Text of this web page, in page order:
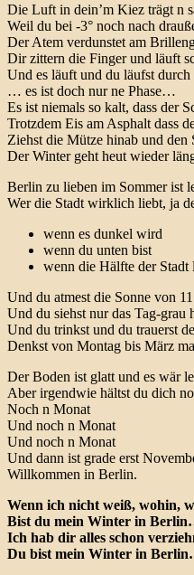
Die Luft in dein’m Kiez trägt n
Weil du bei -3° noch nach
Der Atem verdunstet am
Dir zittern die Finger und läuft
Und es läuft und du läufst durch
… es ist doch nur ne Phase…
Es ist niemals so kalt, dass der
Trotzdem Eis am Asphalt dass
Ziehst die Mütze hinab und den
Der Winter geht heut wieder
Berlin zu lieben im Sommer ist
Wer die Stadt wirklich liebt, ja
wenn es dunkel wird
wenn du unten bist
wenn die Hälfte der
Und du atmest die Sonne von
Und du siehst nur das Tag-grau
Und du trinkst und du trauerst
Denkst von Montag bis März
Der Boden ist glatt und es wär
Aber irgendwie hältst du dich
Noch n Monat
Und noch n Monat
Und noch n Monat
Und dann ist grade erst
Willkommen in Berlin.
Wenn ich nicht weiß, wohin,
Bist du mein Winter in
Ich hab dir alles schon
Du bist mein Winter in